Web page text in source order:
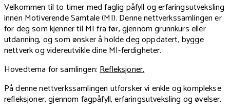
Velkommen til to timer med faglig påfyll og erfaringsutveksling
innen Motiverende Samtale (MI). Denne nettverkssamlingen er
for deg som kjenner til MI fra før, gjennom grunnkurs eller
utdanning, og som ønsker å holde deg oppdatert, bygge
nettverk og videreutvikle dine MI-ferdigheter.
Hovedtema for samlingen:Refleksjoner.
På denne nettverkssamlingen utforsker vi enkle og komplekse
refleksjoner, gjennom fagpåfyll, erfaringsutveksling og øvelser.